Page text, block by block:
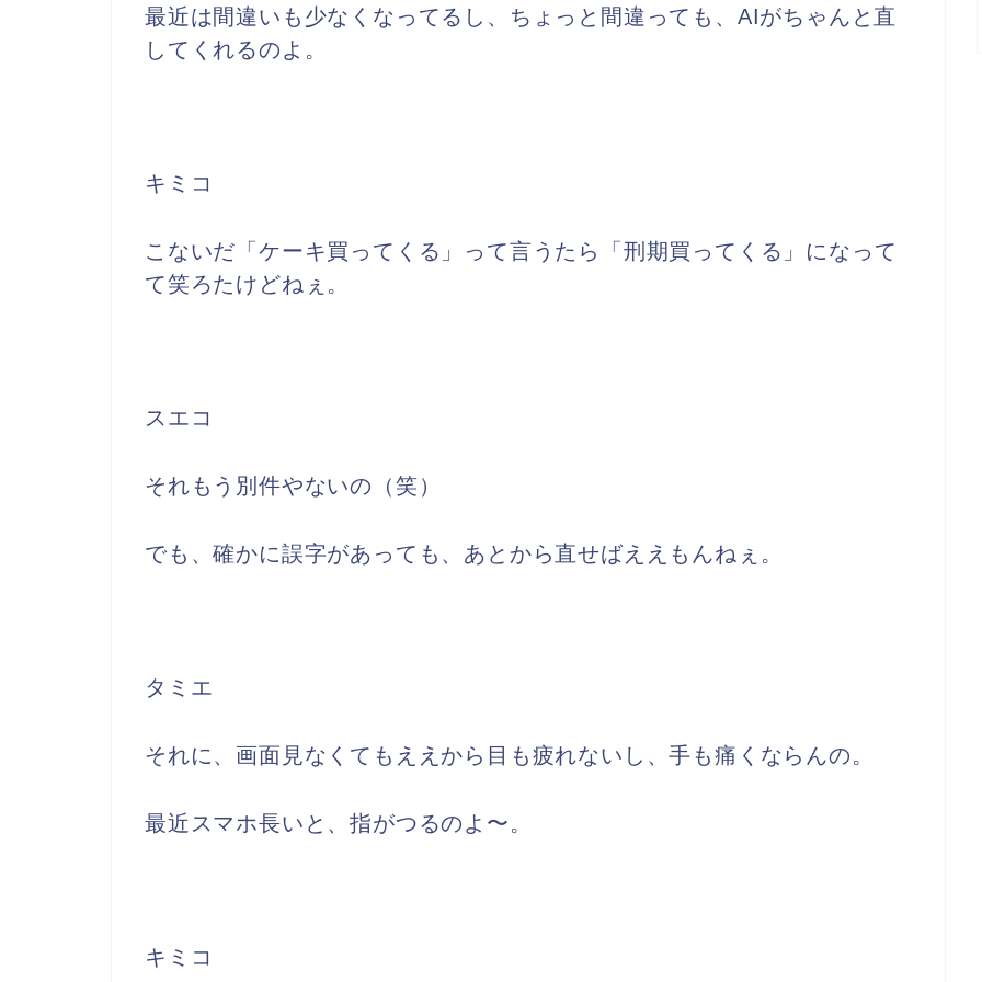
最近は間違いも少なくなってるし、ちょっと間違っても、AIがちゃんと直
してくれるのよ。
キミコ
こないだ「ケーキ買ってくる」って言うたら「刑期買ってくる」になって
て笑ろたけどねぇ。
スエコ
それもう別件やないの（笑）
でも、確かに誤字があっても、あとから直せばええもんねぇ。
タミエ
それに、画面見なくてもええから目も疲れないし、手も痛くならんの。
最近スマホ長いと、指がつるのよ〜。
キミコ